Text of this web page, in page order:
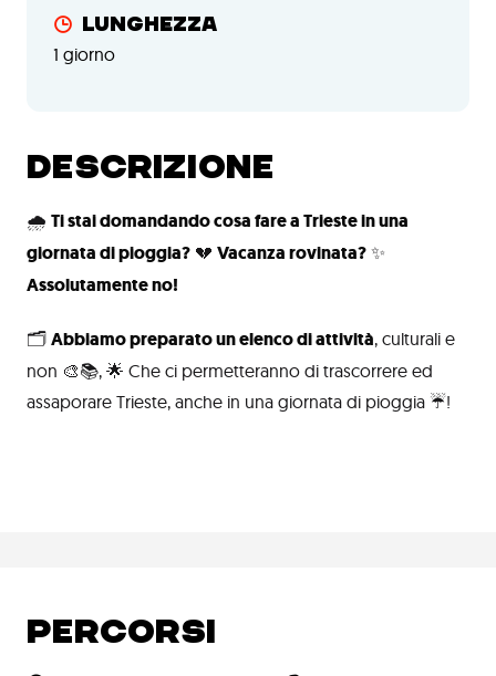
Lunghezza
1 giorno
DESCRIZIONE
🌧️ Ti stai domandando cosa fare a Trieste in una
giornata di pioggia? 💔 Vacanza rovinata? ✨
Assolutamente no!
🗂️ Abbiamo preparato un elenco di attività, culturali e
non 🎨📚, 🌟 Che ci permetteranno di trascorrere ed
assaporare Trieste, anche in una giornata di pioggia ☔!
PERCORSI